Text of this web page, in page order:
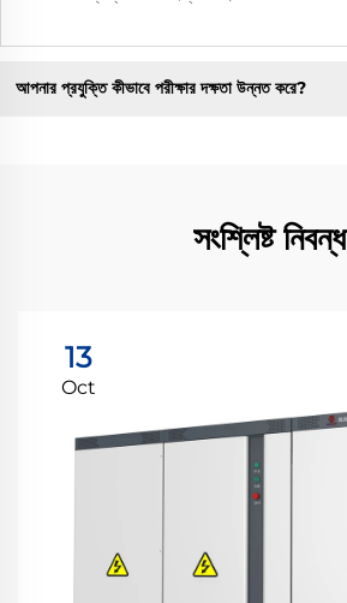
আপনার প্রযুক্তি কীভাবে পরীক্ষার দক্ষতা উন্নত করে?
সংশ্লিষ্ট নিবন্ধ
13
Oct